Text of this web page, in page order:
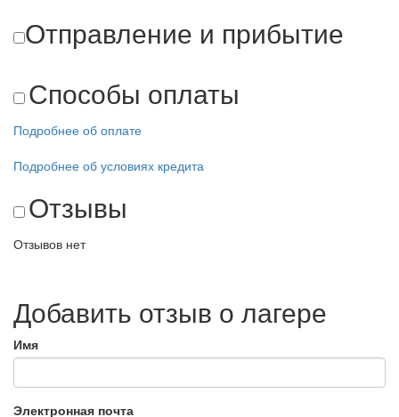
Отправление и прибытие
Способы оплаты
Подробнее об оплате
Подробнее об условиях кредита
Отзывы
Отзывов нет
Добавить отзыв о лагере
Имя
Электронная почта